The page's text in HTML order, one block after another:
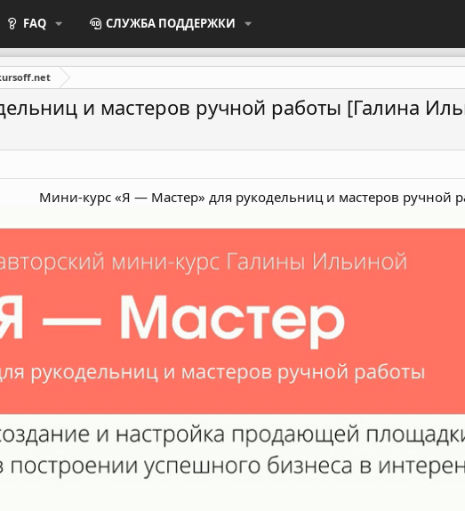
FAQ СЛУЖБА ПОДДЕРЖКИ
и мастеров ручной работы [Галина
Мини-курс «Я — Мастер» для рукодельниц и мастеров ручной